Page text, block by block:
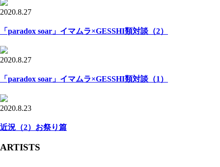
2020.8.27
「paradox soar」イマムラ×GESSHI類対談（2）
2020.8.27
「paradox soar」イマムラ×GESSHI類対談（1）
2020.8.23
近況（2）お祭り篇
ARTISTS